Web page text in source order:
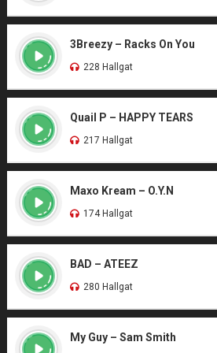
3Breezy – Racks On You
228 Hallgat
Quail P – HAPPY TEARS
217 Hallgat
Maxo Kream – O.Y.N
174 Hallgat
BAD – ATEEZ
280 Hallgat
My Guy – Sam Smith